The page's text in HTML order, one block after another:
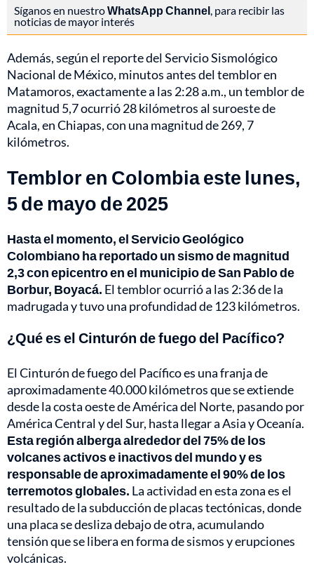
Síganos en nuestroWhatsApp Channel, para recibir las
noticias de mayor interés
Además, según el reporte del Servicio Sismológico
Nacional de México, minutos antes del temblor en
Matamoros, exactamente a las 2:28 a.m., un temblor de
magnitud 5,7 ocurrió 28 kilómetros al suroeste de
Acala, en Chiapas, con una magnitud de 269, 7
kilómetros.
Temblor en Colombia este lunes,
5 de mayo de 2025
Hasta el momento, el Servicio Geológico
Colombiano ha reportado un sismo de magnitud
2,3 con epicentro en el municipio de San Pablo de
Borbur, Boyacá. El temblor ocurrió a las 2:36 de la
madrugada y tuvo una profundidad de 123 kilómetros.
¿Qué es el Cinturón de fuego del Pacífico?
El Cinturón de fuego del Pacífico es una franja de
aproximadamente 40.000 kilómetros que se extiende
desde la costa oeste de América del Norte, pasando por
América Central y del Sur, hasta llegar a Asia y Oceanía.
Esta región alberga alrededor del 75% de los
volcanes activos e inactivos del mundo y es
responsable de aproximadamente el 90% de los
terremotos globales. La actividad en esta zona es el
resultado de la subducción de placas tectónicas, donde
una placa se desliza debajo de otra, acumulando
tensión que se libera en forma de sismos y erupciones
volcánicas.